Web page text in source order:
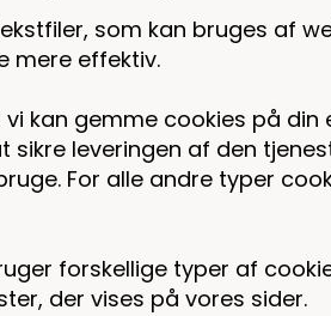
som kan bruges af
mere effektiv.
kan gemme cookies på din
sikre leveringen af den
For alle andre typer
forskellige typer af
der vises på vores sider.